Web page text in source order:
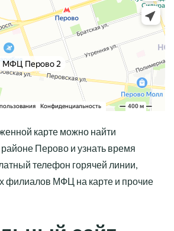
карте можно найти
Перово и узнать время
телефон горячей линии,
филиалов МФЦ на карте и прочие